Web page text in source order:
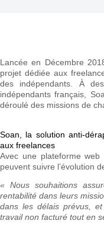
Lancée en Décembre
projet dédiée aux
des indépendants. À
indépendants français,
déroulé des missions de
Soan, la solution anti-
aux freelances
Avec une plateforme
peuvent suivre l’évolution
« Nous souhaitions
rentabilité dans leurs
dans les délais prévus,
travail non facturé tout en